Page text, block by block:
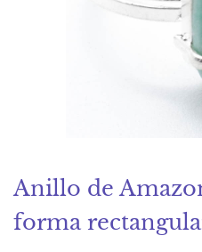
Anillo de
forma